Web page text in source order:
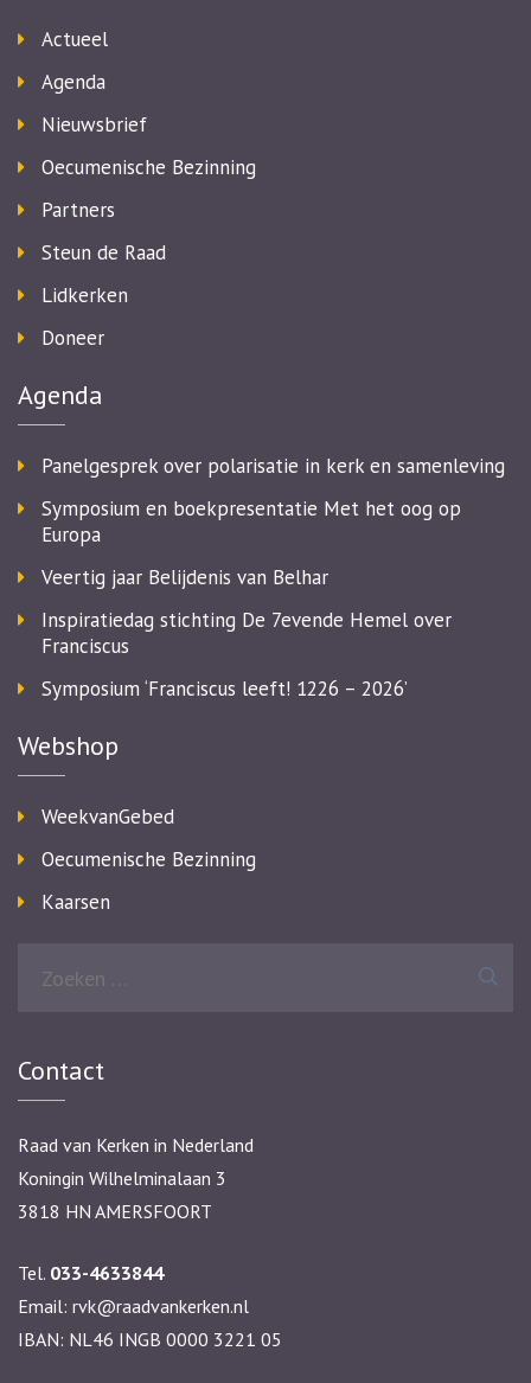
Actueel
Agenda
Nieuwsbrief
Oecumenische Bezinning
Partners
Steun de Raad
Lidkerken
Doneer
Agenda
Panelgesprek over polarisatie in kerk en samenleving
Symposium en boekpresentatie Met het oog op
Europa
Veertig jaar Belijdenis van Belhar
Inspiratiedag stichting De 7evende Hemel over
Franciscus
Symposium ‘Franciscus leeft! 1226 – 2026’
Webshop
WeekvanGebed
Oecumenische Bezinning
Kaarsen
Contact
Raad van Kerken in Nederland
Koningin Wilhelminalaan 3
3818 HN AMERSFOORT
Tel. 033-4633844
Email: rvk@raadvankerken.nl
IBAN: NL46 INGB 0000 3221 05